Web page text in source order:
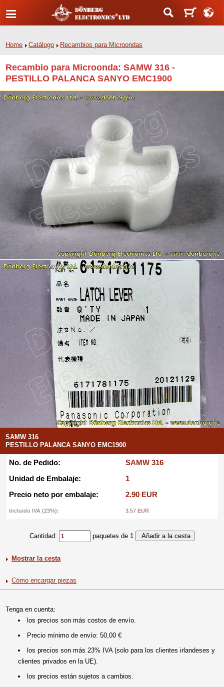
Home Catálogo Recambios para Microondas
Recambio para Microonda: SAMW 316 -
PESTILLO PALANCA SANYO EMC1900
SAMW 316
PESTILLO PALANCA SANYO EMC1900
No. de Pedido:
SAMW 316
Unidad de Embalaje:
1
Precio neto por embalaje:
2.90 EUR
Incluido IVA (23%): 3.57 EUR
Cantidad: paquetes de 1
Mostrar la cesta
Cómo encargar piezas
Tenga en cuenta:
los precios son más costos de envío.
Precio mínimo de envío: 50,00 €
los precios son más 23% IVA (solo para los clientes irlandeses y
clientes privados en la UE).
los precios están sujetos a cambios.